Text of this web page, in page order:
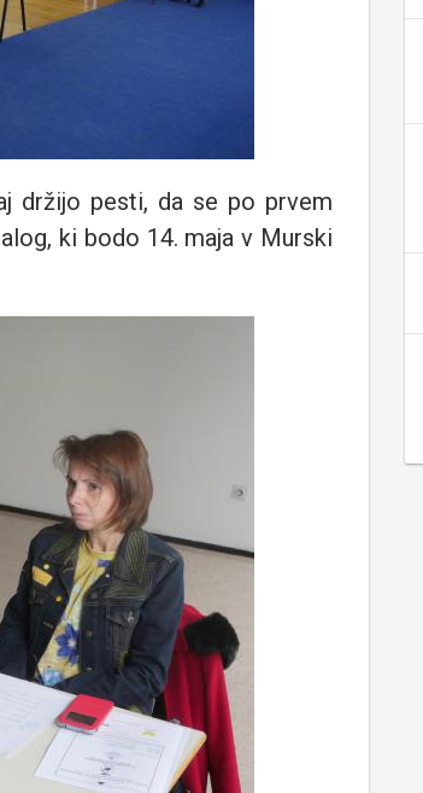
držijo pesti, da se po prvem
ki bodo 14. maja v Murski